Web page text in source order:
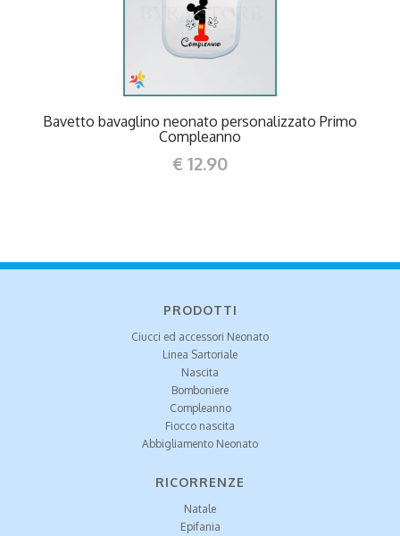
Bavetto bavaglino neonato personalizzato Primo
Compleanno
€ 12.90
PRODOTTI
Ciucci ed accessori Neonato
Linea Sartoriale
Nascita
Bomboniere
Compleanno
Fiocco nascita
Abbigliamento Neonato
RICORRENZE
Natale
Epifania